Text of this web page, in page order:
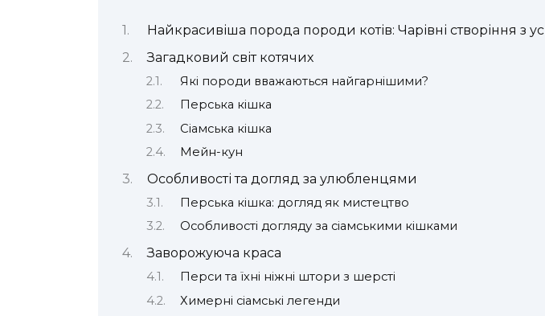
Найкрасивіша порода породи котів: Чарівні створіння з
Загадковий світ котячих
Які породи вважаються найгарнішими?
Перська кішка
Сіамська кішка
Мейн-кун
Особливості та догляд за улюбленцями
Перська кішка: догляд як мистецтво
Особливості догляду за сіамськими кішками
Заворожуюча краса
Перси та їхні ніжні штори з шерсті
Химерні сіамські легенди